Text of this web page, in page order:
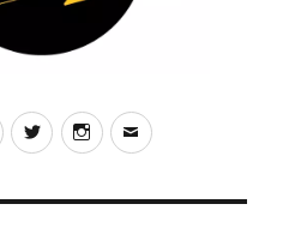
FacebookTwitterInstagram
E-